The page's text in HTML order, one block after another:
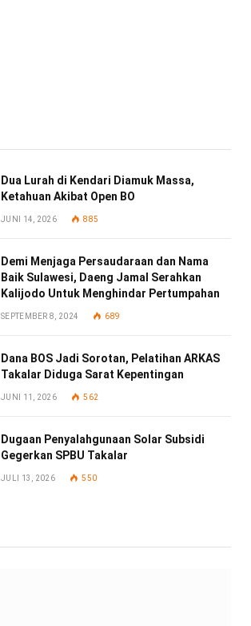
Dua Lurah di Kendari Diamuk Massa,
Ketahuan Akibat Open BO
JUNI 14, 2026 885
Demi Menjaga Persaudaraan dan Nama
Baik Sulawesi, Daeng Jamal Serahkan
Kalijodo Untuk Menghindar Pertumpahan
SEPTEMBER 8, 2024 689
Dana BOS Jadi Sorotan, Pelatihan ARKAS
Takalar Diduga Sarat Kepentingan
JUNI 11, 2026 562
Dugaan Penyalahgunaan Solar Subsidi
Gegerkan SPBU Takalar
JULI 13, 2026 550